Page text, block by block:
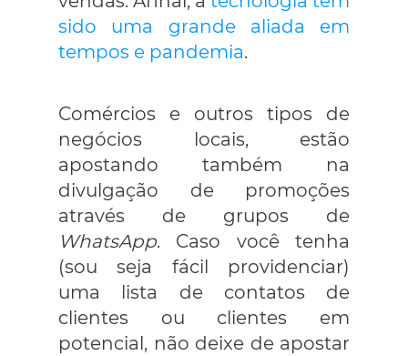
sido uma grande aliada em
tempos e pandemia.
Comércios e outros tipos de
negócios locais, estão
apostando também na
divulgação de promoções
através de grupos de
WhatsApp. Caso você tenha
(sou seja fácil providenciar)
uma lista de contatos de
clientes ou clientes em
potencial, não deixe de apostar